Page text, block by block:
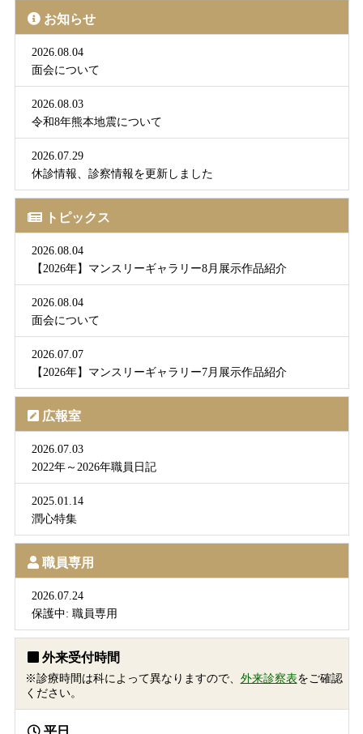
お知らせ
2026.08.04
面会について
2026.08.03
令和8年熊本地震について
2026.07.29
休診情報、診察情報を更新しました
トピックス
2026.08.04
【2026年】マンスリーギャラリー8月展示作品紹介
2026.08.04
面会について
2026.07.07
【2026年】マンスリーギャラリー7月展示作品紹介
広報室
2026.07.03
2022年～2026年職員日記
2025.01.14
潤心特集
職員専用
2026.07.24
保護中: 職員専用
外来受付時間
※診療時間は科によって異なりますので、 外来診察表をご確認
ください。
平日